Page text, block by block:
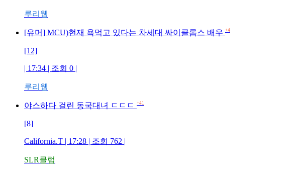
루리웹
[유머] MCU)현재 욕먹고 있다는 차세대 싸이클롭스 배우 +4
[12]
| 17:34 | 조회 0 |
루리웹
야스하다 걸린 동국대녀 ㄷㄷㄷ +41
[8]
California.T | 17:28 | 조회 762 |
SLR클럽